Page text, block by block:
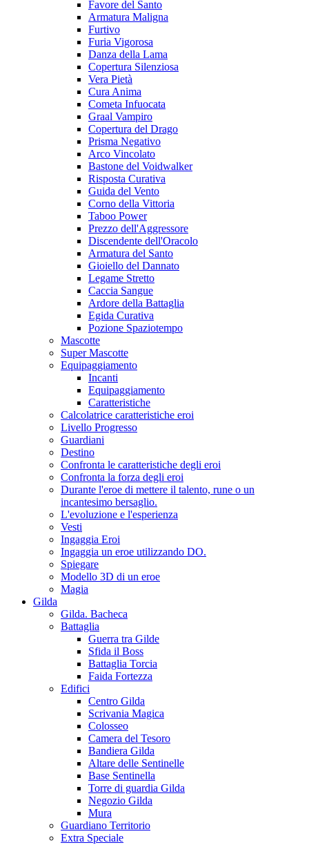
Favore del Santo
Armatura Maligna
Furtivo
Furia Vigorosa
Danza della Lama
Copertura Silenziosa
Vera Pietà
Cura Anima
Cometa Infuocata
Graal Vampiro
Copertura del Drago
Prisma Negativo
Arco Vincolato
Bastone del Voidwalker
Risposta Curativa
Guida del Vento
Corno della Vittoria
Taboo Power
Prezzo dell'Aggressore
Discendente dell'Oracolo
Armatura del Santo
Gioiello del Dannato
Legame Stretto
Caccia Sangue
Ardore della Battaglia
Egida Curativa
Pozione Spaziotempo
Mascotte
Super Mascotte
Equipaggiamento
Incanti
Equipaggiamento
Caratteristiche
Calcolatrice caratteristiche eroi
Livello Progresso
Guardiani
Destino
Confronta le caratteristiche degli eroi
Confronta la forza degli eroi
Durante l'eroe di mettere il talento, rune o un
incantesimo bersaglio.
L'evoluzione e l'esperienza
Vesti
Ingaggia Eroi
Ingaggia un eroe utilizzando DO.
Spiegare
Modello 3D di un eroe
Magia
Gilda
Gilda. Bacheca
Battaglia
Guerra tra Gilde
Sfida il Boss
Battaglia Torcia
Faida Fortezza
Edifici
Centro Gilda
Scrivania Magica
Colosseo
Camera del Tesoro
Bandiera Gilda
Altare delle Sentinelle
Base Sentinella
Torre di guardia Gilda
Negozio Gilda
Mura
Guardiano Territorio
Extra Speciale